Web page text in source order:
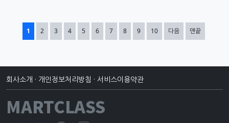
열린
1 페이지
2
페이지3
페이지4
페이지5페이지6
페이지7
페이지8
페이지9
페이지10
페이지 다음 맨끝
회사소개 · 개인정보처리방침 · 서비스이용약관
MARTCLASS